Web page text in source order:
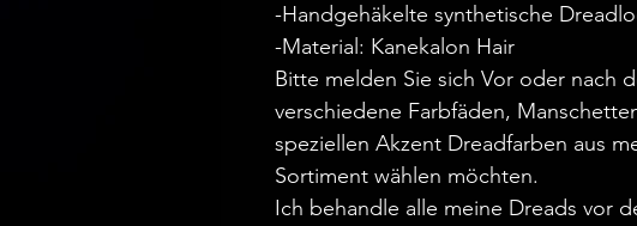
-Handgehäkelte synthetische
-Material: Kanekalon Hair
Bitte melden Sie sich Vor oder nach
verschiedene Farbfäden,
speziellen Akzent Dreadfarben aus
Sortiment wählen möchten.
Ich behandle alle meine Dreads vor